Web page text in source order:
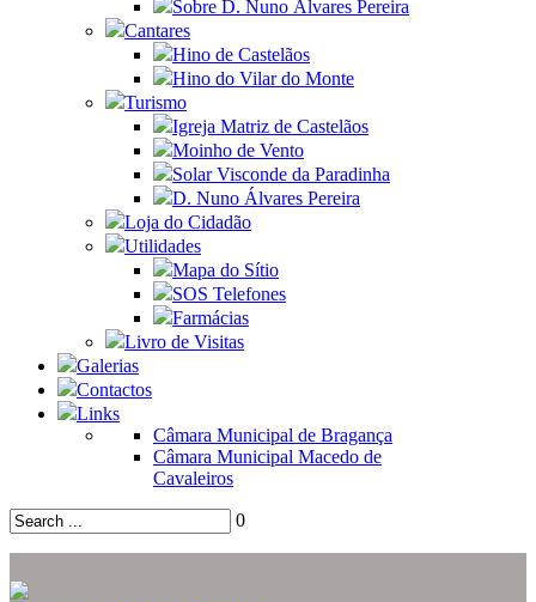
Sobre D. Nuno Álvares Pereira
Cantares
Hino de Castelãos
Hino do Vilar do Monte
Turismo
Igreja Matriz de Castelãos
Moinho de Vento
Solar Visconde da Paradinha
D. Nuno Álvares Pereira
Loja do Cidadão
Utilidades
Mapa do Sítio
SOS Telefones
Farmácias
Livro de Visitas
Galerias
Contactos
Links
Câmara Municipal de Bragança
Câmara Municipal Macedo de
Cavaleiros
0